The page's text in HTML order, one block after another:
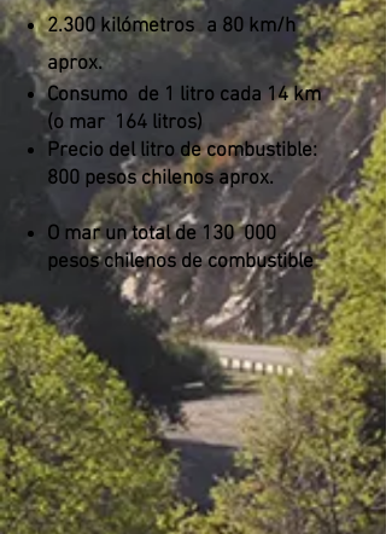
2.300 kilómetros a 80 km/h
aprox.
Consumo de 1 litro cada 14 km
(o mar 164 litros)
Precio del litro de combustible:
800 pesos chilenos aprox.
O mar un total de 130 000
pesos chilenos de combustible
Quintay